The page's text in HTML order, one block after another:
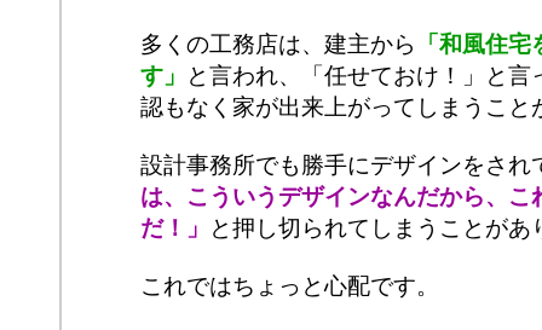
多くの工務店は、建主から
「和風住
す」
と言われ、「任せておけ！」と言
認もなく家が出来上がってしまうこと
設計事務所でも勝手にデザインをされ
は、こういうデザインなんだから、こ
だ！」
と押し切られてしまうことがあ
これではちょっと心配です。